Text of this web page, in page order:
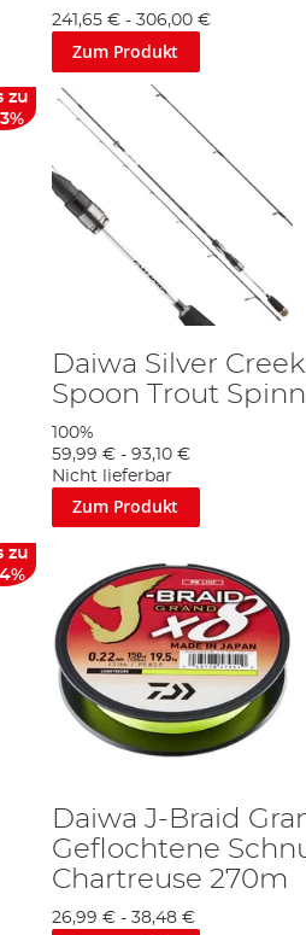
241,65 €- 306,00 €
Zum Produkt
zu
Daiwa Silver
Spoon Trout
100%
59,99 €- 93,10 €
Nicht lieferbar
Zum Produkt
zu
Daiwa J-Braid
Geflochtene
Chartreuse 270m
26,99 €- 38,48 €